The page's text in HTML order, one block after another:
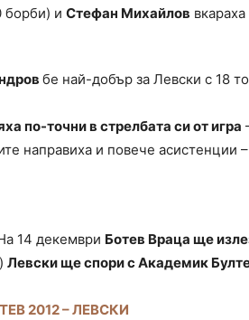
борби) и Стефан Михайлов вкараха
бе най-добър за Левски с 18
по-точни в стрелбата си от игра
направиха и повече
14 декември Ботев Враца ще
Левски ще спори с Академик
2012 – ЛЕВСКИ